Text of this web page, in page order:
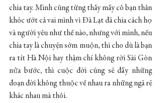
chia tay. Mình cũng từng thấy mấy cô bạn thân
khóc ướt cả vai mình vì Đà Lạt đã chia cách họ
và người yêu như thế nào, nhưng với mình, nếu
chia tay là chuyện sớm muộn, thì cho dù là bạn
ra tít Hà Nội hay thậm chí không rời Sài Gòn
nửa bước, thì cuộc đời cũng sẽ đẩy những
đoạn đời không thuộc về nhau ra những ngã rẽ
khác nhau mà thôi.